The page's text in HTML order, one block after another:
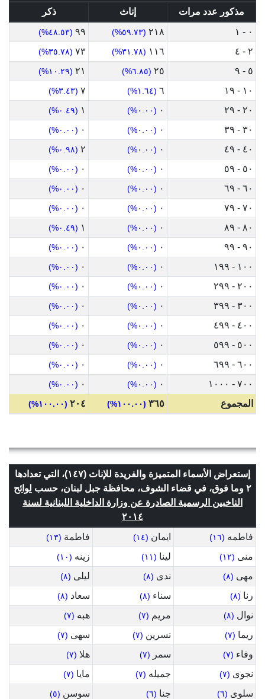
مذكور عدد مرات
إناث
ذكر
٠ - ١
٢١٨ (٥٩.٧٣%) ٩٩ (٤٨.٥٣%)
٢ - ٤ ١١٦ (٣١.٧٨%) ٧٣ (٣٥.٧٨%)
٥ - ٩ ٢٥ (٦.٨٥%) ٢١ (١٠.٢٩%)
١٠ - ١٩ ٦ (١.٦٤%) ٧ (٣.٤٣%)
٢٠ - ٢٩ ٠ (٠.٠٠%) ١ (٠.٤٩%)
٣٠ - ٣٩ ٠ (٠.٠٠%) ٠ (٠.٠٠%)
٤٠ - ٤٩ ٠ (٠.٠٠%) ٢ (٠.٩٨%)
٥٠ - ٥٩ ٠ (٠.٠٠%) ٠ (٠.٠٠%)
٦٠ - ٦٩ ٠ (٠.٠٠%) ٠ (٠.٠٠%)
٧٠ - ٧٩ ٠ (٠.٠٠%) ٠ (٠.٠٠%)
٨٠ - ٨٩ ٠ (٠.٠٠%) ١ (٠.٤٩%)
٩٠ - ٩٩ ٠ (٠.٠٠%) ٠ (٠.٠٠%)
١٠٠ - ١٩٩ ٠ (٠.٠٠%) ٠ (٠.٠٠%)
٢٠٠ - ٢٩٩ ٠ (٠.٠٠%) ٠ (٠.٠٠%)
٣٠٠ - ٣٩٩ ٠ (٠.٠٠%) ٠ (٠.٠٠%)
٤٠٠ - ٤٩٩ ٠ (٠.٠٠%) ٠ (٠.٠٠%)
٥٠٠ - ٥٩٩ ٠ (٠.٠٠%) ٠ (٠.٠٠%)
٦٠٠ - ٦٩٩ ٠ (٠.٠٠%) ٠ (٠.٠٠%)
٧٠٠ - ١٠٠٠ ٠ (٠.٠٠%) ٠ (٠.٠٠%)
المجموع ٣٦٥ (١٠٠.٠٠%) ٢٠٤ (١٠٠.٠٠%)
إستعراض الأسماء المتميزة والفريدة للإناث (١٤٧)، التي تعدادها
٢ وما فوق، في قضاء الشوف، محافظة جبل لبنان، حسب
لوائح
الناخبين الرسمية الصادرة عن وزارة الداخلية اللبنانية لسنة
٢٠١٤
فاطمه (١٦) ايمان (١٤) فاطمة (١٣)
منى (١٢) لينا (١١) زينه (١٠)
مهى (٨) ندى (٨) ليلى (٨)
رنا (٨) سناء (٨) سعاد (٨)
نوال (٨) مريم (٧) هبه (٧)
ريما (٧) نسرين (٧) سهى (٧)
وفاء (٧) سمر (٧) هلا (٧)
نجوى (٧) جميله (٧) مايا (٧)
سلوى (٦) جنا (٦) سوسن (٥)